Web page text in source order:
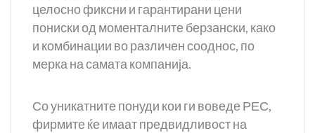
целосно фиксни и гарантирани цени
пониски од моменталните берзански, како
и комбинации во различен сооднос, по
мерка на самата компанија.
Со уникатните понуди кои ги воведе РЕС,
фирмите ќе имаат предвидливост на